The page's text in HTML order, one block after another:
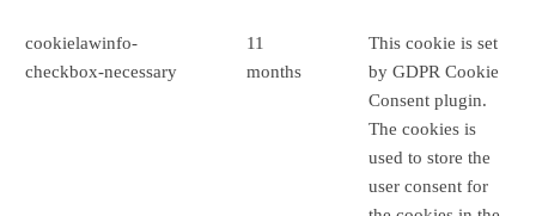
cookielawinfo-
checkbox-necessary
11
months
This cookie is set
by GDPR Cookie
Consent plugin.
The cookies is
used to store the
user consent for